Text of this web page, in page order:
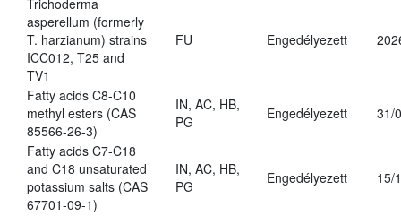
Trichoderma
asperellum (formerly
T. harzianum) strains
ICC012, T25 and
TV1
FU Engedélyezett
Fatty acids C8-C10
methyl esters (CAS
85566-26-3)
IN, AC, HB,
PG
Engedélyezett 31/
Fatty acids C7-C18
and C18 unsaturated
potassium salts (CAS
67701-09-1)
IN, AC, HB,
PG
Engedélyezett 15/